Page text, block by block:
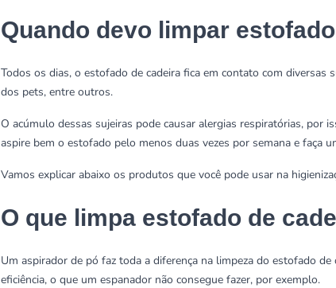
Quando devo limpar
Todos os dias, o estofado de cadeira fica em contato com
dos pets, entre outros.
O acúmulo dessas sujeiras pode causar alergias respiratórias, por
aspire bem o estofado pelo menos duas vezes por semana e faça
Vamos explicar abaixo os produtos que você pode usar na
O que limpa estofado de
Um aspirador de pó faz toda a diferença na limpeza do estofado
eficiência, o que um espanador não consegue fazer, por exemplo.